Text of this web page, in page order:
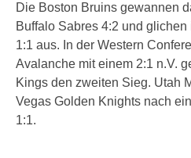
Die Boston Bruins gewannen
Buffalo Sabres 4:2 und
1:1 aus. In der Western
Avalanche mit einem 2:1 n.V.
Kings den zweiten Sieg. Utah
Vegas Golden Knights nach
1:1.